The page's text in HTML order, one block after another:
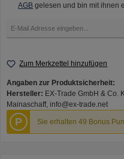
AGB gelesen und bin mit ihnen
Zum Merkzettel hinzufügen
Angaben zur Produktsicherheit:
Hersteller: EX-Trade GmbH & Co.
Mainaschaff, info@ex-trade.net
P Sie erhalten 49 Bonus